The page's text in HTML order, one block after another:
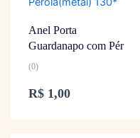
Anel Porta
Guardanapo com Pér
(0)
R$ 1,00